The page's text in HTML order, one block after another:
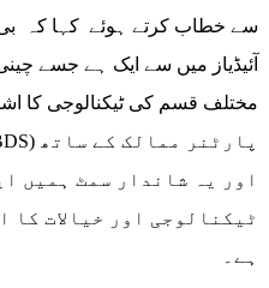
سے خطاب کرتے ہوئے کہا کہ
آئیڈیاز میں سے ایک ہے جسے
مختلف قسم کی ٹیکنالوجی کا
اور یہ شاندار سمٹ ہمیں
ٹیکنالوجی اور خیالات کا
ہے۔